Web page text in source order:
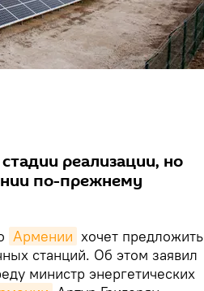
реализации, но
по-прежнему
Армении хочет предложить
станций. Об этом заявил
министр энергетических